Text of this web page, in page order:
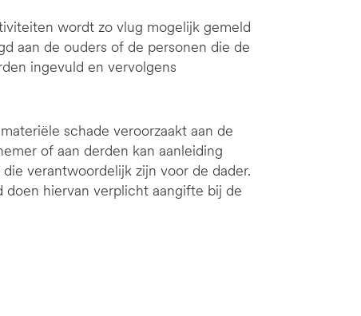
wordt zo vlug mogelijk gemeld
aan de ouders of de personen die de
ingevuld en vervolgens
schade veroorzaakt aan de
of aan derden kan aanleiding
verantwoordelijk zijn voor de dader.
hiervan verplicht aangifte bij de